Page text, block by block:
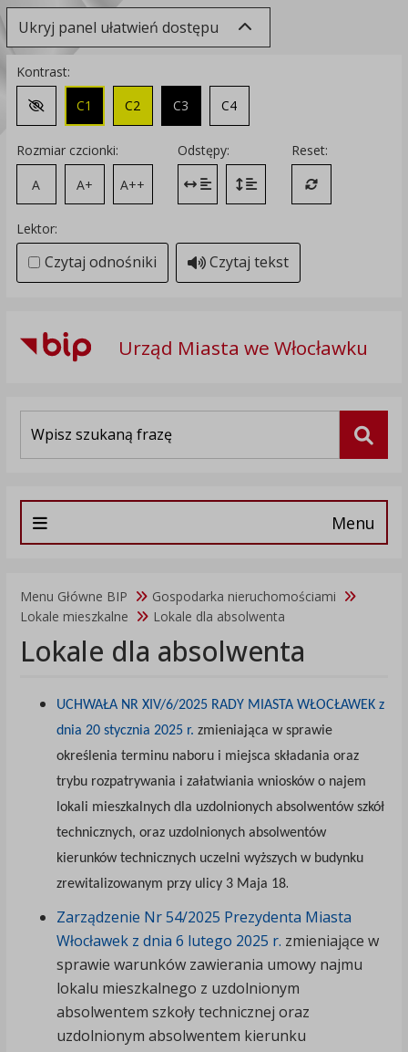
Ukryj panel ułatwień dostępu
Kontrast:
Zmień kontrast na domyślny
C1 C2 C3 C4
Rozmiar czcionki:
A
A+ A++
Odstępy:
Zmień odstęp między literami
Zmień interlinię i margines
Reset:
Przywróć
Lektor:
Czytaj odnośniki Czytaj tekst
Urząd Miasta we Włocławku
Menu
Menu Główne BIP
Gospodarka nieruchomościami
Lokale mieszkalne
Lokale dla absolwenta
Lokale dla absolwenta
UCHWAŁA NR XIV/6/2025 RADY MIASTA WŁOCŁAWEK z
dnia 20 stycznia 2025 r. zmieniająca w sprawie
określenia terminu naboru i miejsca składania oraz
trybu rozpatrywania i załatwiania wniosków o najem
lokali mieszkalnych dla uzdolnionych absolwentów szkół
technicznych, oraz uzdolnionych absolwentów
kierunków technicznych uczelni wyższych w budynku
zrewitalizowanym przy ulicy 3 Maja 18.
Zarządzenie Nr 54/2025 Prezydenta Miasta
Włocławek z dnia 6 lutego 2025 r. zmieniające w
sprawie warunków zawierania umowy najmu
lokalu mieszkalnego z uzdolnionym
absolwentem szkoły technicznej oraz
uzdolnionym absolwentem kierunku